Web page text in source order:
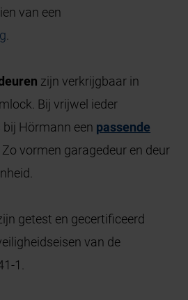
van een
zijn verkrijgbaar in
Bij vrijwel ieder
Hörmann een passende
vormen garagedeur en deur
getest en gecertificeerd
van de
1.